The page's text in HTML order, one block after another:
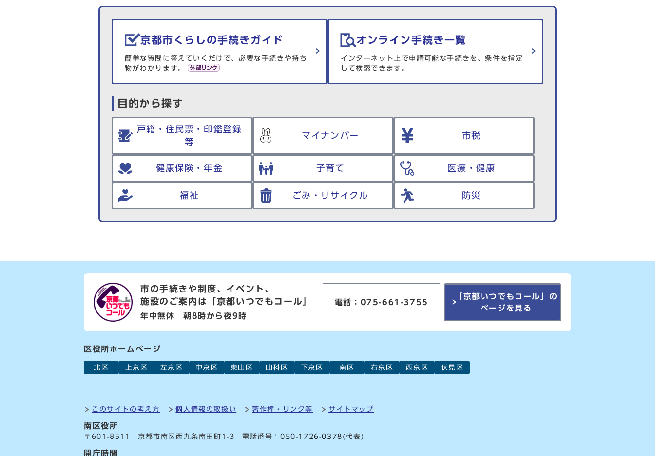
生活情報を探す
京都市くらしの手続きガイド
簡単な質問に答えていくだけで、必要な手続きや持ち
物がわかります。
オンライン手続き一覧
インターネット上で申請可能な手続きを、条件を指定
して検索できます。
目的から探す
戸籍・住民票・印鑑登録
等
マイナンバー 市税
健康保険・年金 子育て 医療・健康
福祉 ごみ・リサイクル 防災
市の手続きや制度、イベント、
施設のご案内は
「京都いつでもコール」
年中無休 朝8時から夜9時
電話：075-661-3755
「京都いつでもコール」の
ページを見る
区役所ホームページ
北区 上京区 左京区 中京区 東山区 山科区 下京区 南区 右京区 西京区 伏見区
このサイトの考え方 個人情報の取扱い 著作権・リンク等 サイトマップ
南区役所
〒601-8511 京都市南区西九条南田町1-3 電話番号：050-1726-0378 (代表)
開庁時間